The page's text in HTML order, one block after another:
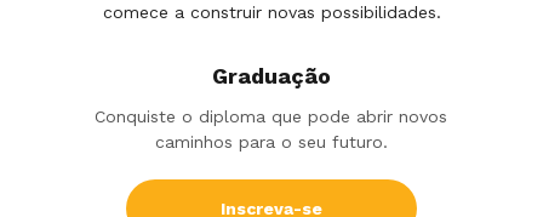
comece a construir novas possibilidades.
Graduação
Conquiste o diploma que pode abrir novos
caminhos para o seu futuro.
Inscreva-se